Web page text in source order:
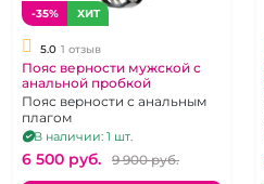
-35% ХИТ
5.0 1 отзыв
Пояс верности мужской с
анальной пробкой
Пояс верности с анальным
плагом
В наличии: 1 шт.
6 500 pуб. 9 900 pуб.